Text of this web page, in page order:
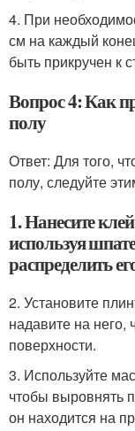
4. При
см на каждый
быть прикручен к
Вопрос 4: Как
полу
Ответ: Для того,
полу, следуйте
1. Нанесите
используя
распределить
2. Установите
надавите на него,
поверхности.
3. Используйте
чтобы выровнять
он находится на